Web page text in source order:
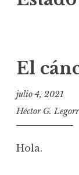
t
El
julio 4, 2021
Héctor G.
Hola.